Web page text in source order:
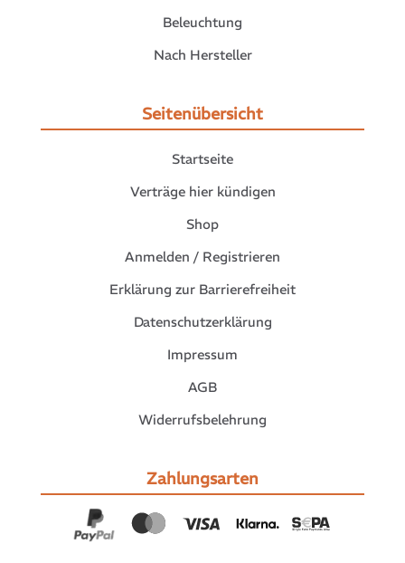
Beleuchtung
Nach Hersteller
Seitenübersicht
Startseite
Verträge hier kündigen
Shop
Anmelden / Registrieren
Erklärung zur Barrierefreiheit
Datenschutzerklärung
Impressum
AGB
Widerrufsbelehrung
Zahlungsarten